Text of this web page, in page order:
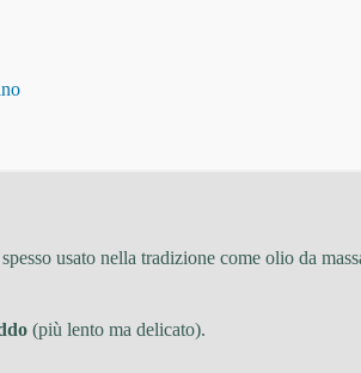
usato nella tradizione come olio da
(più lento ma delicato).